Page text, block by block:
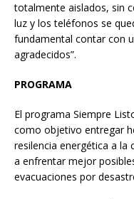
totalmente aislados, sin
luz y los teléfonos se
fundamental contar con
agradecidos”.
PROGRAMA
El programa Siempre
como objetivo entregar
resilencia energética a la
a enfrentar mejor
evacuaciones por